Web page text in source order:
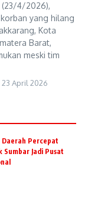
(23/4/2026),
yang hilang
Kota
Barat,
meski tim
23 April 2026
Daerah Percepat
Jadi Pusat